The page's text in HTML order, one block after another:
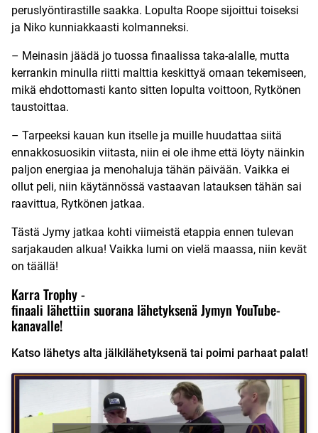
peruslyöntirastille saakka. Lopulta Roope sijoittui toiseksi
ja Niko kunniakkaasti kolmanneksi.
– Meinasin jäädä jo tuossa finaalissa taka-alalle, mutta
kerrankin minulla riitti malttia keskittyä omaan tekemiseen,
mikä ehdottomasti kanto sitten lopulta voittoon, Rytkönen
taustoittaa.
– Tarpeeksi kauan kun itselle ja muille huudattaa siitä
ennakkosuosikin viitasta, niin ei ole ihme että löyty näinkin
paljon energiaa ja menohaluja tähän päivään. Vaikka ei
ollut peli, niin käytännössä vastaavan latauksen tähän sai
raavittua, Rytkönen jatkaa.
Tästä Jymy jatkaa kohti viimeistä etappia ennen tulevan
sarjakauden alkua! Vaikka lumi on vielä maassa, niin kevät
on täällä!
Karra Trophy -
finaali lähettiin suorana lähetyksenä Jymyn YouTube-
kanavalle!
Katso lähetys alta jälkilähetyksenä tai poimi parhaat palat!